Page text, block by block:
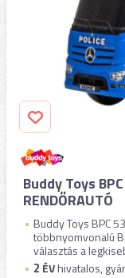
Buddy Toys
RENDŐRAUTÓ
Buddy Toys BPC
többnyomvonalú
választás a
2 ÉVhivatalos,